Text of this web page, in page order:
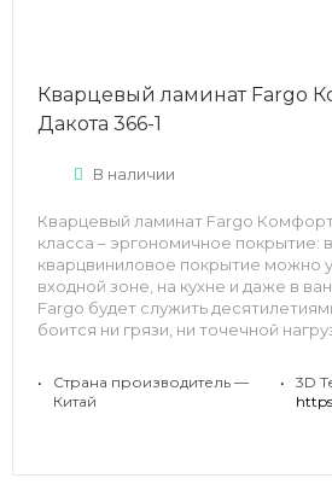
Кварцевый ламинат Fargo
Дакота 366-1
В наличии
Кварцевый ламинат Fargo
класса – эргономичное покрытие:
кварцвиниловое покрытие можно
входной зоне, на кухне и даже в
Fargo будет служить
боится ни грязи, ни точечной
•
Страна производитель —
Китай
•
3D